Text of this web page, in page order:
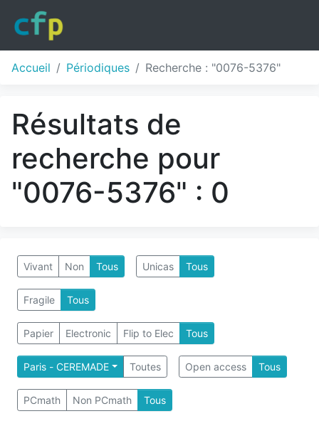
Accueil Périodiques Recherche : "0076-5376"
Résultats de
recherche pour
"0076-5376" : 0
Vivant Non Tous Unicas Tous
Fragile Tous
Papier Electronic Flip to Elec Tous
Paris - CEREMADE Toutes Open access Tous
PCmath Non PCmath Tous